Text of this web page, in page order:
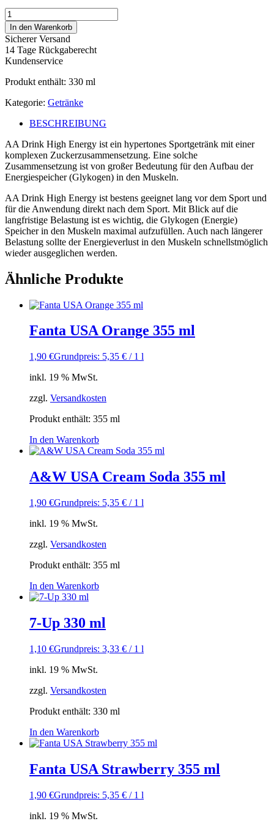
AA
Drink
High
Energy
330
ml
Menge
In den Warenkorb
Sicherer Versand
14 Tage Rückgaberecht
Kundenservice
Produkt enthält: 330 ml
Kategorie: Getränke
BESCHREIBUNG
AA Drink High Energy ist ein hypertones Sportgetränk mit einer
komplexen Zuckerzusammensetzung. Eine solche
Zusammensetzung ist von großer Bedeutung für den Aufbau der
Energiespeicher (Glykogen) in den Muskeln.
AA Drink High Energy ist bestens geeignet lang vor dem Sport und
für die Anwendung direkt nach dem Sport. Mit Blick auf die
langfristige Belastung ist es wichtig, die Glykogen (Energie)
Speicher in den Muskeln maximal aufzufüllen. Auch nach längerer
Belastung sollte der Energieverlust in den Muskeln schnellstmöglich
wieder ausgeglichen werden.
Ähnliche Produkte
Fanta USA Orange 355 ml
1,90 €Grundpreis: 5,35 € / 1 l
inkl. 19 % MwSt.
zzgl. Versandkosten
Produkt enthält: 355 ml
In den Warenkorb
A&W USA Cream Soda 355 ml
1,90 €Grundpreis: 5,35 € / 1 l
inkl. 19 % MwSt.
zzgl. Versandkosten
Produkt enthält: 355 ml
In den Warenkorb
7-Up 330 ml
1,10 €Grundpreis: 3,33 € / 1 l
inkl. 19 % MwSt.
zzgl. Versandkosten
Produkt enthält: 330 ml
In den Warenkorb
Fanta USA Strawberry 355 ml
1,90 €Grundpreis: 5,35 € / 1 l
inkl. 19 % MwSt.